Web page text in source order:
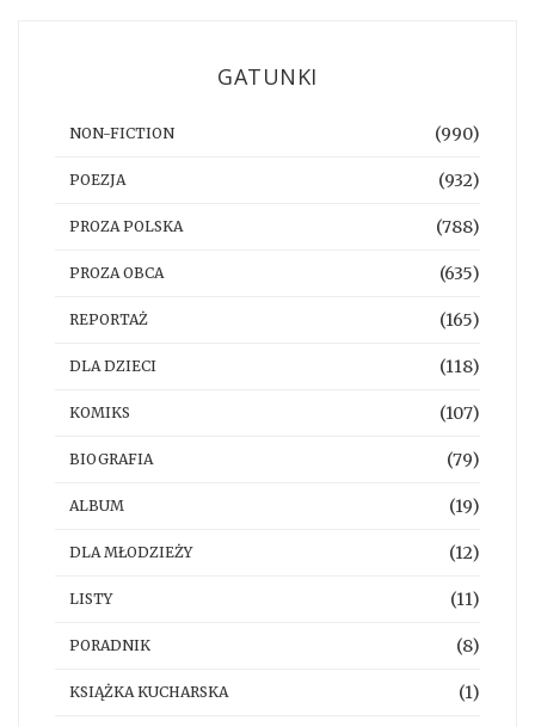
GATUNKI
NON-FICTION (990)
POEZJA (932)
PROZA POLSKA (788)
PROZA OBCA (635)
REPORTAŻ (165)
DLA DZIECI (118)
KOMIKS (107)
BIOGRAFIA (79)
ALBUM (19)
DLA MŁODZIEŻY (12)
LISTY (11)
PORADNIK (8)
KSIĄŻKA KUCHARSKA (1)